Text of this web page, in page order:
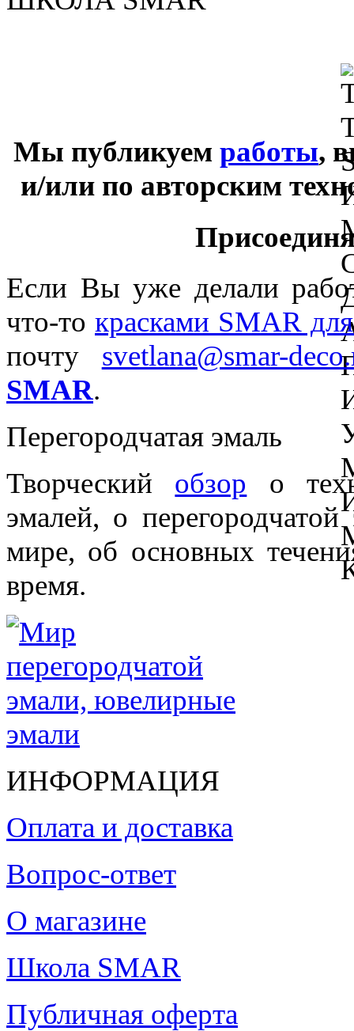
Мы публикуем работы,
и/или по авторским
Если Вы уже делали
что-то красками SMAR
почту svetlana@smar-
SMAR.
Перегородчатая эмаль
Творческий обзор о
эмалей, о
мире, об основных
время.
ИНФОРМАЦИЯ
Оплата и доставка
Вопрос-ответ
О магазине
Школа SMAR
Публичная оферта